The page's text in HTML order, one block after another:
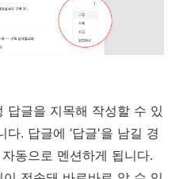
답글을 지목해 작성할 수 있
. 답글에 ‘답글'을 남길 경
동으로 멘션하게 됩니다.